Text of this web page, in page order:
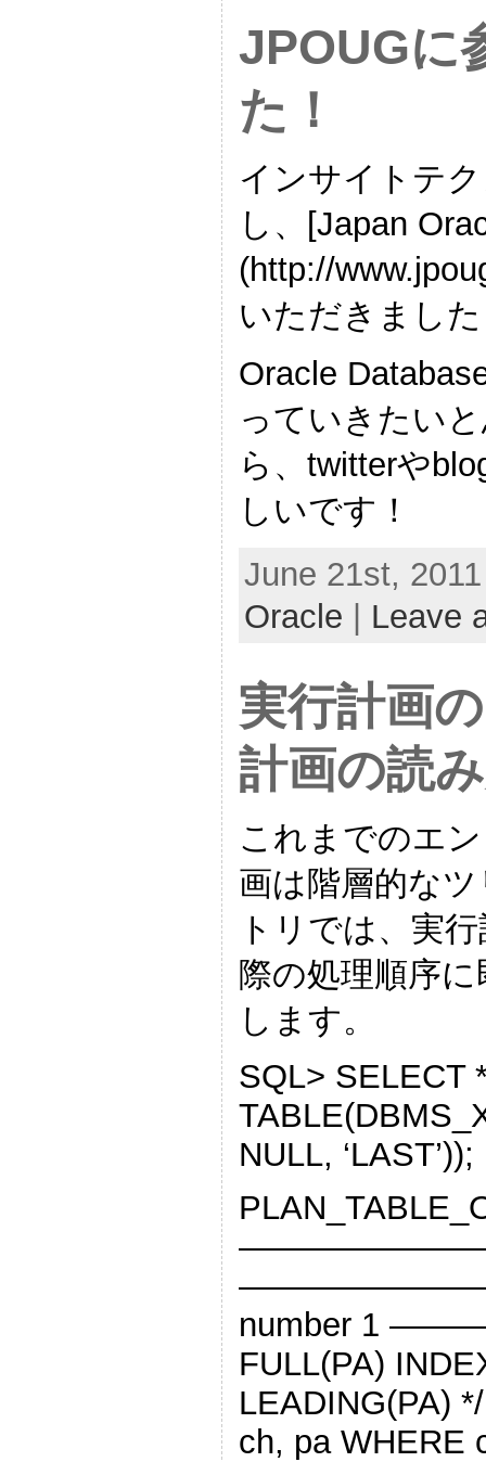
JPOUGに
た！
インサイトテ
し、[Japan
(http://
いただきまし
Oracle
っていきたい
ら、twitterや
しいです！
June 21st,
Oracle
Leave
実行計画
計画の読
これまでのエ
画は階層的な
トリでは、実
際の処理順序
します。
SQL> SELECT
NULL, ‘LAST’));
————————
number 1
FULL(PA)
LEADING(PA)
ch, pa WHERE